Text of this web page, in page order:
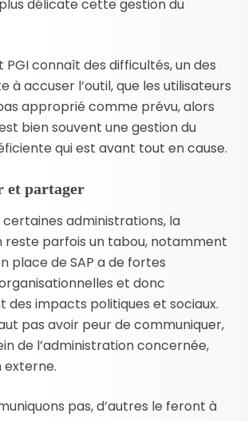
délicate cette gestion du
PGI connaît des difficultés, un des
à accuser l’outil, que les utilisateurs
approprié comme prévu, alors
bien souvent une gestion du
qui est avant tout en cause.
et partager
administrations, la
parfois un tabou, notamment
place de SAP a de fortes
et donc
impacts politiques et sociaux.
pas avoir peur de communiquer,
de l’administration concernée,
externe.
pas, d’autres le feront à